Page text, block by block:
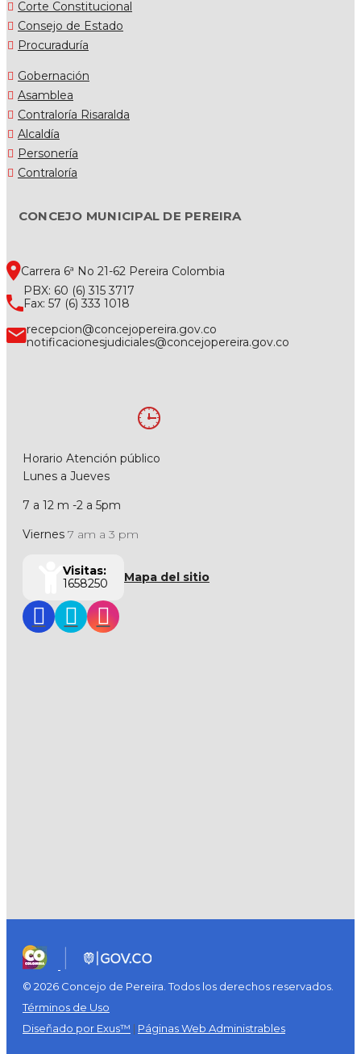
Corte Constitucional
Consejo de Estado
Procuraduría
Gobernación
Asamblea
Contraloría Risaralda
Alcaldía
Personería
Contraloría
CONCEJO MUNICIPAL DE PEREIRA
Carrera 6ª No 21-62 Pereira Colombia
PBX: 60 (6) 315 3717
Fax: 57 (6) 333 1018
recepcion@concejopereira.gov.co
notificacionesjudiciales@concejopereira.gov.co
Horario Atención público
Lunes a Jueves
7 a 12 m -2 a 5pm
Viernes 7 am a 3 pm
Visitas:
1658250
Mapa del sitio
© 2026 Concejo de Pereira. Todos los derechos reservados.
Términos de Uso
Diseñado por Exus™ | Páginas Web Administrables